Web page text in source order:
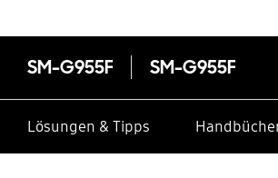
SM-G955F SM-G955F
Lösungen & Tipps